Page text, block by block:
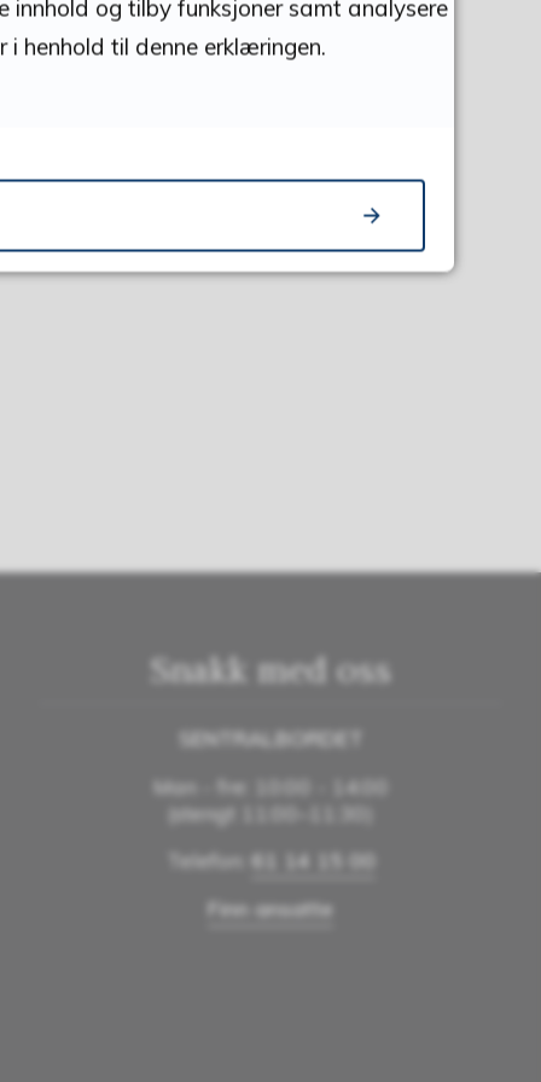
Snakk med oss
SENTRALBORDET
Man - fre: 10:00 - 14:00
(stengt 11:00–11:30)
Telefon: 61 14 15 00
Finn ansatte
innhold og tilby funksjoner samt analysere
henhold til denne erklæringen.